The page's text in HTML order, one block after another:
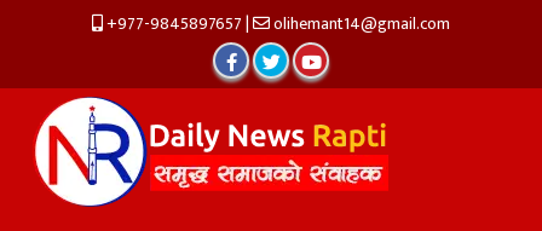
+977-9845897657| olihemant14@gmail.com